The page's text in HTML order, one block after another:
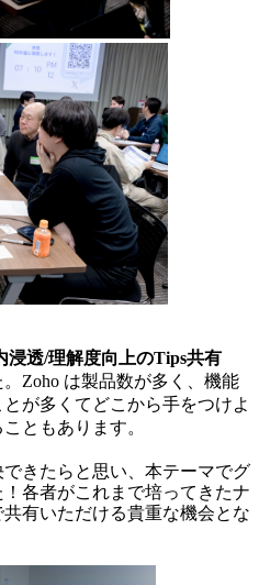
浸透/理解度向上のTips共有
Zoho は製品数が多く、機能
が多くてどこから手をつけよ
ともあります。
きたらと思い、本テーマでグ
各者がこれまで培ってきたナ
有いただける貴重な機会とな